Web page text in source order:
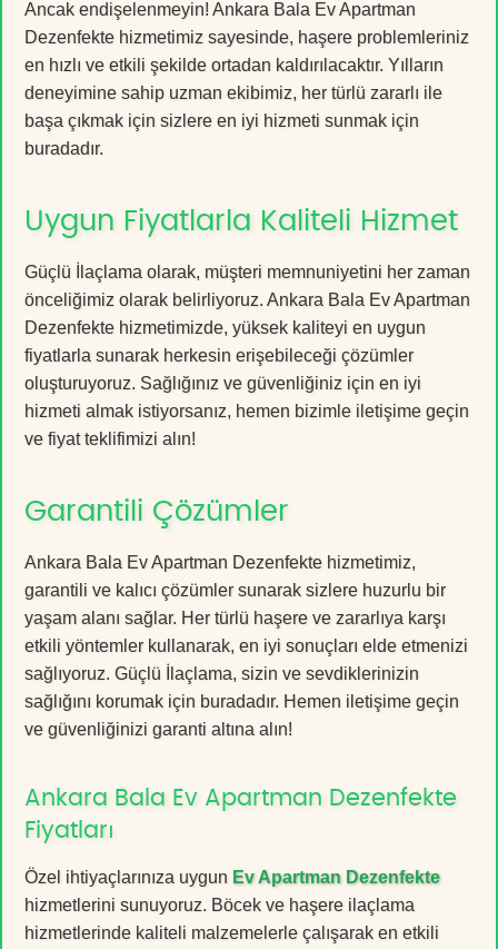
Ancak endişelenmeyin! Ankara Bala Ev Apartman
Dezenfekte hizmetimiz sayesinde, haşere problemleriniz
en hızlı ve etkili şekilde ortadan kaldırılacaktır. Yılların
deneyimine sahip uzman ekibimiz, her türlü zararlı ile
başa çıkmak için sizlere en iyi hizmeti sunmak için
buradadır.
Uygun Fiyatlarla Kaliteli Hizmet
Güçlü İlaçlama olarak, müşteri memnuniyetini her zaman
önceliğimiz olarak belirliyoruz. Ankara Bala Ev Apartman
Dezenfekte hizmetimizde, yüksek kaliteyi en uygun
fiyatlarla sunarak herkesin erişebileceği çözümler
oluşturuyoruz. Sağlığınız ve güvenliğiniz için en iyi
hizmeti almak istiyorsanız, hemen bizimle iletişime geçin
ve fiyat teklifimizi alın!
Garantili Çözümler
Ankara Bala Ev Apartman Dezenfekte hizmetimiz,
garantili ve kalıcı çözümler sunarak sizlere huzurlu bir
yaşam alanı sağlar. Her türlü haşere ve zararlıya karşı
etkili yöntemler kullanarak, en iyi sonuçları elde etmenizi
sağlıyoruz. Güçlü İlaçlama, sizin ve sevdiklerinizin
sağlığını korumak için buradadır. Hemen iletişime geçin
ve güvenliğinizi garanti altına alın!
Ankara Bala Ev Apartman Dezenfekte
Fiyatları
Özel ihtiyaçlarınıza uygun Ev Apartman Dezenfekte
hizmetlerini sunuyoruz. Böcek ve haşere ilaçlama
hizmetlerinde kaliteli malzemelerle çalışarak en etkili